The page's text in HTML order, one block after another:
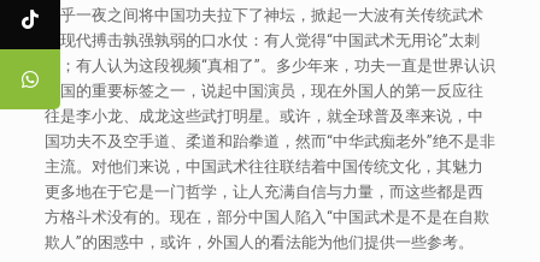
似乎一夜之间将中国功夫拉下了神坛，掀起一大波有关传统武术
与现代搏击孰强孰弱的口水仗：有人觉得“中国武术无用论”太刺
耳；有人认为这段视频“真相了”。多少年来，功夫一直是世界认识
中国的重要标签之一，说起中国演员，现在外国人的第一反应往
往是李小龙、成龙这些武打明星。或许，就全球普及率来说，中
国功夫不及空手道、柔道和跆拳道，然而“中华武痴老外”绝不是非
主流。对他们来说，中国武术往往联结着中国传统文化，其魅力
更多地在于它是一门哲学，让人充满自信与力量，而这些都是西
方格斗术没有的。现在，部分中国人陷入“中国武术是不是在自欺
欺人”的困惑中，或许，外国人的看法能为他们提供一些参考。